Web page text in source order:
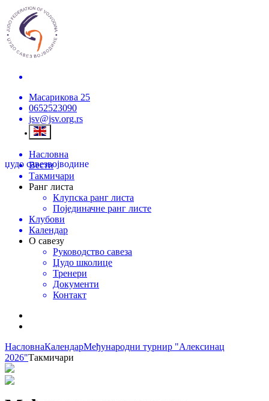
Масарикова 25
0652523090
jsv@jsv.org.rs
џудо савезвојводине
Насловна
Вести
Такмичари
Ранг листа
Клупска ранг листа
Појединачне ранг листе
Клубови
Календар
О савезу
Руководство савеза
Џудо школице
Тренери
Документи
Контакт
НасловнаКалендарМеђународни турнир "Алексинац
2026"Такмичари